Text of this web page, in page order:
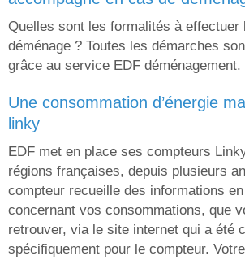
Quelles sont les formalités à effectuer
déménage ? Toutes les démarches
grâce au service EDF déménagement.
une consommation d’énergie maîtrisée grâce à
linky
EDF met en place ses compteurs
régions françaises, depuis plusieurs
compteur recueille des informations
concernant vos consommations, que
retrouver, via le site internet qui a été
spécifiquement pour le compteur.